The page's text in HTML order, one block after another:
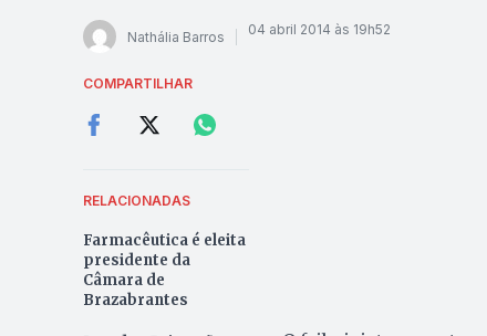
Nathália Barros 04 abril 2014 às 19h52
COMPARTILHAR
RELACIONADAS
Farmacêutica é eleita
presidente da
Câmara de
Brazabrantes